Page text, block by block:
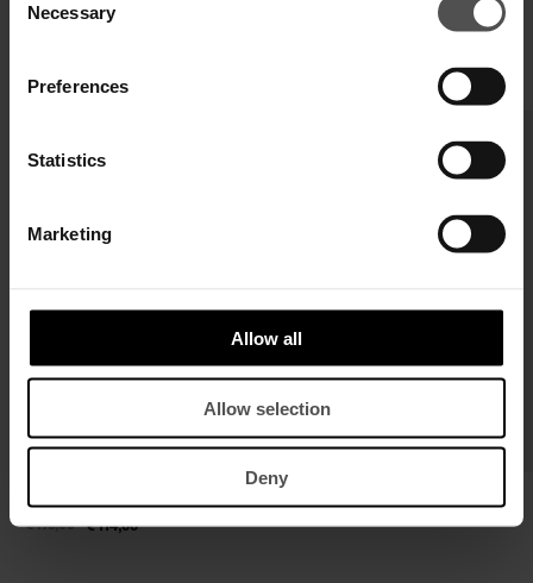
Selection
Necessary
Preferences
Statistics
Marketing
Allow all
Allow selection
Deny
VERVOLLSTÄNDIGEN SIE IHREN LOOK
Jersone mit Rundhalsausschnitt
€ 114,00
€ 175,00